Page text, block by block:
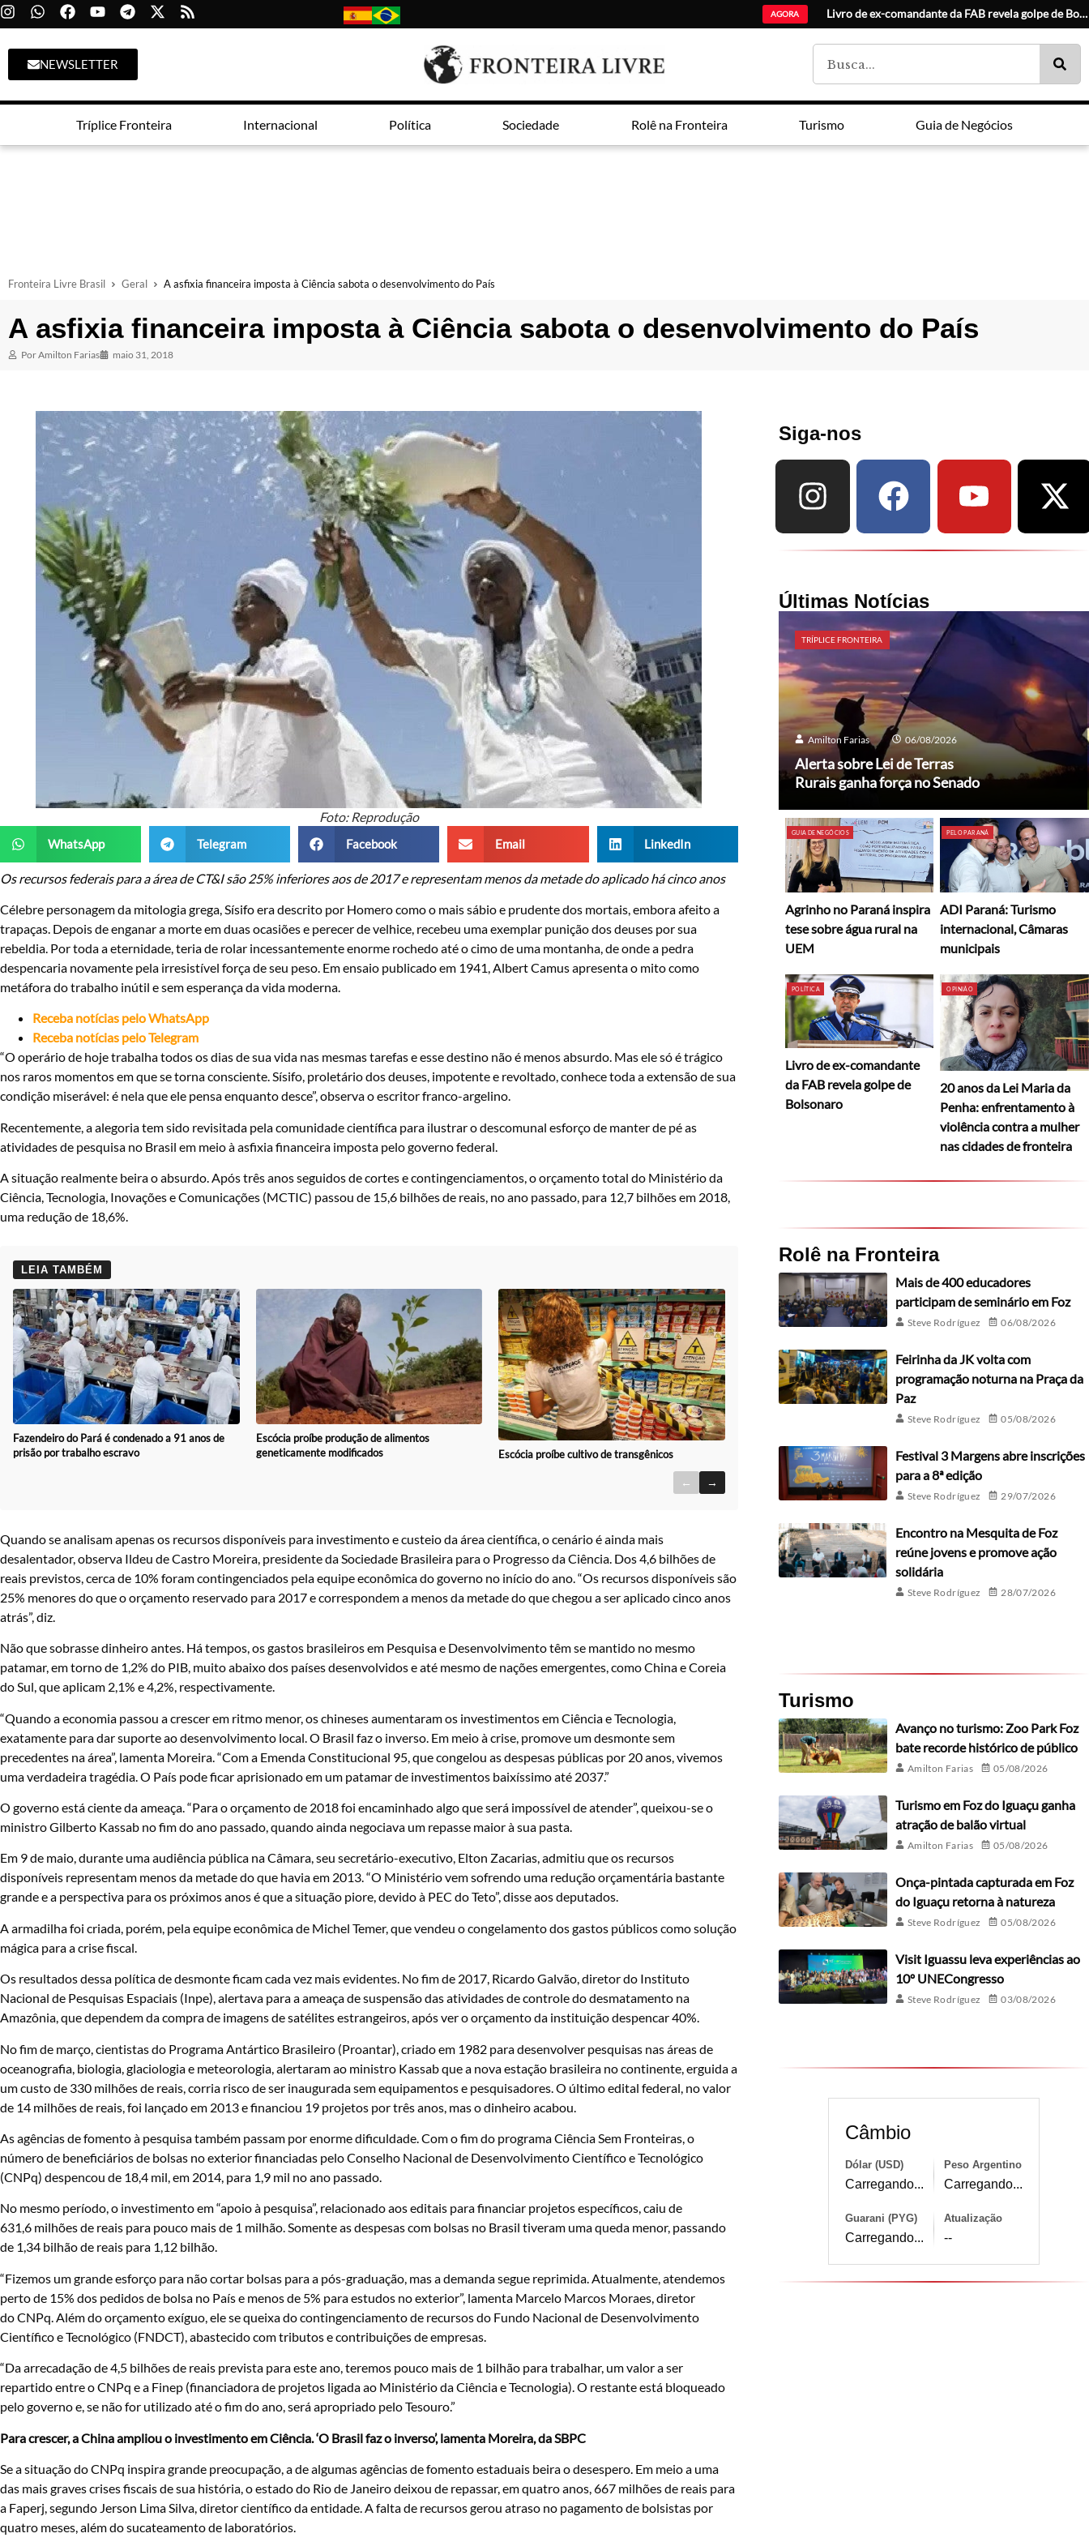
AGORA
NEWSLETTER
Tríplice Fronteira Internacional Política Sociedade Rolê na Fronteira Turismo Guia de Negócios
Fronteira Livre Brasil Geral A asfixia financeira imposta à Ciência sabota o desenvolvimento do País
A asfixia financeira imposta à Ciência sabota o desenvolvimento do País
PorAmilton Farias maio 31, 2018
Foto: Reprodução
WhatsApp Telegram Facebook Email LinkedIn
Os recursos federais para a área de CT&I são 25% inferiores aos de 2017 e representam menos da metade do aplicado há cinco anos
Célebre personagem da mitologia grega, Sísifo era descrito por Homero como o mais sábio e prudente dos mortais, embora afeito a
trapaças. Depois de enganar a morte em duas ocasiões e perecer de velhice, recebeu uma exemplar punição dos deuses por sua
rebeldia. Por toda a eternidade, teria de rolar incessantemente enorme rochedo até o cimo de uma montanha, de onde a pedra
despencaria novamente pela irresistível força de seu peso. Em ensaio publicado em 1941, Albert Camus apresenta o mito como
metáfora do trabalho inútil e sem esperança da vida moderna.
Receba notícias pelo WhatsApp
Receba notícias pelo Telegram
“O operário de hoje trabalha todos os dias de sua vida nas mesmas tarefas e esse destino não é menos absurdo. Mas ele só é trágico
nos raros momentos em que se torna consciente. Sísifo, proletário dos deuses, impotente e revoltado, conhece toda a extensão de sua
condição miserável: é nela que ele pensa enquanto desce”, observa o escritor franco-argelino.
Recentemente, a alegoria tem sido revisitada pela comunidade científica para ilustrar o descomunal esforço de manter de pé as
atividades de pesquisa no Brasil em meio à asfixia financeira imposta pelo governo federal.
A situação realmente beira o absurdo. Após três anos seguidos de cortes e contingenciamentos, o orçamento total do Ministério da
Ciência, Tecnologia, Inovações e Comunicações (MCTIC) passou de 15,6 bilhões de reais, no ano passado, para 12,7 bilhões em 2018,
uma redução de 18,6%.
LEIA TAMBÉM
Fazendeiro do Pará é condenado a 91 anos de
prisão por trabalho escravo
Escócia proíbe produção de alimentos
geneticamente modificados
Escócia proíbe cultivo de transgênicos
← →
Quando se analisam apenas os recursos disponíveis para investimento e custeio da área científica, o cenário é ainda mais
desalentador, observa Ildeu de Castro Moreira, presidente da Sociedade Brasileira para o Progresso da Ciência. Dos 4,6 bilhões de
reais previstos, cerca de 10% foram contingenciados pela equipe econômica do governo no início do ano. “Os recursos disponíveis são
25% menores do que o orçamento reservado para 2017 e correspondem a menos da metade do que chegou a ser aplicado cinco anos
atrás”, diz.
Não que sobrasse dinheiro antes. Há tempos, os gastos brasileiros em Pesquisa e Desenvolvimento têm se mantido no mesmo
patamar, em torno de 1,2% do PIB, muito abaixo dos países desenvolvidos e até mesmo de nações emergentes, como China e Coreia
do Sul, que aplicam 2,1% e 4,2%, respectivamente.
“Quando a economia passou a crescer em ritmo menor, os chineses aumentaram os investimentos em Ciência e Tecnologia,
exatamente para dar suporte ao desenvolvimento local. O Brasil faz o inverso. Em meio à crise, promove um desmonte sem
precedentes na área”, lamenta Moreira. “Com a Emenda Constitucional 95, que congelou as despesas públicas por 20 anos, vivemos
uma verdadeira tragédia. O País pode ficar aprisionado em um patamar de investimentos baixíssimo até 2037.”
O governo está ciente da ameaça. “Para o orçamento de 2018 foi encaminhado algo que será impossível de atender”, queixou-se o
ministro Gilberto Kassab no fim do ano passado, quando ainda negociava um repasse maior à sua pasta.
Em 9 de maio, durante uma audiência pública na Câmara, seu secretário-executivo, Elton Zacarias, admitiu que os recursos
disponíveis representam menos da metade do que havia em 2013. “O Ministério vem sofrendo uma redução orçamentária bastante
grande e a perspectiva para os próximos anos é que a situação piore, devido à PEC do Teto”, disse aos deputados.
A armadilha foi criada, porém, pela equipe econômica de Michel Temer, que vendeu o congelamento dos gastos públicos como solução
mágica para a crise fiscal.
Os resultadosdessa política de desmonte ficam cada vez mais evidentes. No fim de 2017, Ricardo Galvão, diretor do Instituto
Nacional de Pesquisas Espaciais (Inpe), alertava para a ameaça de suspensão das atividades de controle do desmatamento na
Amazônia, que dependem da compra de imagens de satélites estrangeiros, após ver o orçamento da instituição despencar 40%.
No fim de março, cientistas do Programa Antártico Brasileiro (Proantar), criado em 1982 para desenvolver pesquisas nas áreas de
oceanografia, biologia, glaciologia e meteorologia, alertaram ao ministro Kassab que a nova estação brasileira no continente, erguida a
um custo de 330 milhões de reais, corria risco de ser inaugurada sem equipamentos e pesquisadores. O último edital federal, no valor
de 14 milhões de reais, foi lançado em 2013 e financiou 19 projetos por três anos, mas o dinheiro acabou.
As agências de fomento à pesquisa também passam por enorme dificuldade. Com o fim do programa Ciência Sem Fronteiras, o
número de beneficiários de bolsas no exterior financiadas pelo Conselho Nacional de Desenvolvimento Científico e Tecnológico
(CNPq) despencou de 18,4 mil, em 2014, para 1,9 mil no ano passado.
No mesmo período, o investimento em “apoio à pesquisa”, relacionado aos editais para financiar projetos específicos, caiu de
631,6 milhões de reais para pouco mais de 1 milhão.Somente as despesas com bolsas no Brasil tiveram uma queda menor, passando
de 1,34 bilhão de reais para 1,12 bilhão.
“Fizemos um grande esforço para não cortar bolsas para a pós-graduação, mas a demanda segue reprimida. Atualmente, atendemos
perto de 15% dos pedidos de bolsa no País e menos de 5% para estudos no exterior”, lamenta Marcelo Marcos Moraes, diretor
do CNPq. Além do orçamento exíguo, ele se queixa do contingenciamento de recursos do Fundo Nacional de Desenvolvimento
Científico e Tecnológico (FNDCT), abastecido com tributos e contribuições de empresas.
“Da arrecadação de 4,5 bilhões de reais prevista para este ano, teremos pouco mais de 1 bilhão para trabalhar, um valor a ser
repartido entre o CNPq e a Finep (financiadora de projetos ligada ao Ministério da Ciência e Tecnologia). O restante está bloqueado
pelo governo e, se não for utilizado até o fim do ano, será apropriado pelo Tesouro.”
Para crescer, a China ampliou o investimento em Ciência. ‘O Brasil faz o inverso’, lamenta Moreira, da SBPC
Se a situaçãodo CNPq inspira grande preocupação, a de algumas agências de fomento estaduais beira o desespero. Em meio a uma
das mais graves crises fiscais de sua história, o estado do Rio de Janeiro deixou de repassar, em quatro anos, 667 milhões de reais para
a Faperj, segundo Jerson Lima Silva, diretor científico da entidade. A falta de recursos gerou atraso no pagamento de bolsistas por
quatro meses, além do sucateamento de laboratórios.
Siga-nos
Últimas Notícias
TRÍPLICE FRONTEIRA
Amilton Farias 06/08/2026
Alerta sobre Lei de Terras
Rurais ganha força no Senado
GUIA DE NEGÓCIOS
Agrinho no Paraná inspira
tese sobre água rural na
UEM
PELO PARANÁ
ADI Paraná: Turismo
internacional, Câmaras
municipais
POLÍTICA
Livro de ex-comandante
da FAB revela golpe de
Bolsonaro
OPINIÃO
20 anos da Lei Maria da
Penha: enfrentamento à
violência contra a mulher
nas cidades de fronteira
Rolê na Fronteira
Mais de 400 educadores
participam de seminário em Foz
Steve Rodríguez 06/08/2026
Feirinha da JK volta com
programação noturna na Praça da
Paz
Steve Rodríguez 05/08/2026
Festival 3 Margens abre inscrições
para a 8ª edição
Steve Rodríguez 29/07/2026
Encontro na Mesquita de Foz
reúne jovens e promove ação
solidária
Steve Rodríguez 28/07/2026
Turismo
Avanço no turismo: Zoo Park Foz
bate recorde histórico de público
Amilton Farias 05/08/2026
Turismo em Foz do Iguaçu ganha
atração de balão virtual
Amilton Farias 05/08/2026
Onça-pintada capturada em Foz
do Iguaçu retorna à natureza
Steve Rodríguez 05/08/2026
Visit Iguassu leva experiências ao
10º UNECongresso
Steve Rodríguez 03/08/2026
Câmbio
Dólar (USD)
Carregando...
Peso Argentino
Carregando...
Guarani (PYG)
Carregando...
Atualização
--